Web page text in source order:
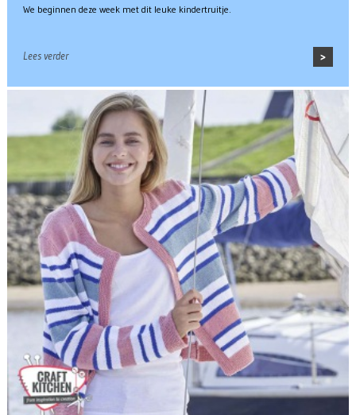
We beginnen deze week met dit leuke kindertruitje.
Lees verder